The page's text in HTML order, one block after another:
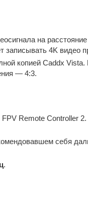
на
записывать 4K видео
копией Caddx Vista.
— 4:3.
FPV Remote Controller
себя
.